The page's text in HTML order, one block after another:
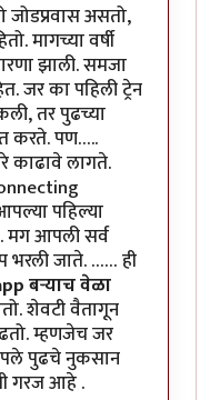
जोडप्रवास असतो,
मागच्या वर्षी
झाली. समजा
जर का पहिली ट्रेन
तर पुढच्या
करते. पण…..
काढावे लागते.
पहिल्या
मग आपली सर्व
भरली जाते. …… ही
बऱ्याच वेळा
शेवटी वैतागून
म्हणजेच जर
पुढचे नुकसान
गरज आहे .